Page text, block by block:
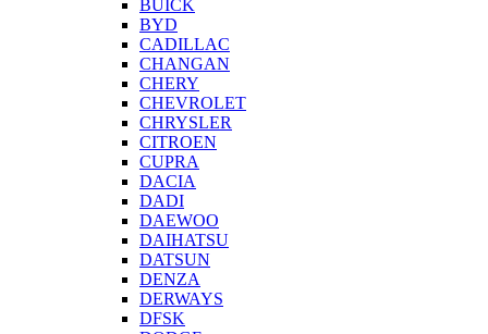
BUICK
BYD
CADILLAC
CHANGAN
CHERY
CHEVROLET
CHRYSLER
CITROEN
CUPRA
DACIA
DADI
DAEWOO
DAIHATSU
DATSUN
DENZA
DERWAYS
DFSK